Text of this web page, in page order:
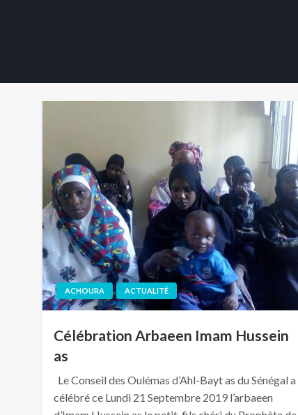
ACHOURA ACTUALITÉ
Célébration Arbaeen Imam Hussein
as
Le Conseil des Oulémas d’Ahl-Bayt as du Sénégal a
célébré ce Lundi 21 Septembre 2019 l’arbaeen